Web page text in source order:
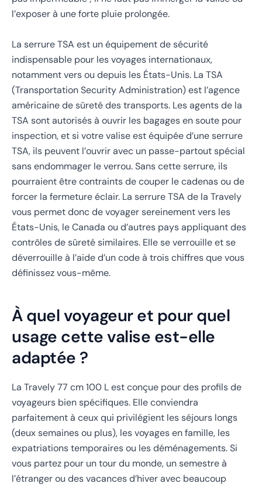
l’exposer à une forte pluie prolongée.
La serrure TSA est un équipement de sécurité
indispensable pour les voyages internationaux,
notamment vers ou depuis les États-Unis. La TSA
(Transportation Security Administration) est l’agence
américaine de sûreté des transports. Les agents de la
TSA sont autorisés à ouvrir les bagages en soute pour
inspection, et si votre valise est équipée d’une serrure
TSA, ils peuvent l’ouvrir avec un passe-partout spécial
sans endommager le verrou. Sans cette serrure, ils
pourraient être contraints de couper le cadenas ou de
forcer la fermeture éclair. La serrure TSA de la Travely
vous permet donc de voyager sereinement vers les
États-Unis, le Canada ou d’autres pays appliquant des
contrôles de sûreté similaires. Elle se verrouille et se
déverrouille à l’aide d’un code à trois chiffres que vous
définissez vous-même.
À quel voyageur et pour quel
usage cette valise est-elle
adaptée ?
La Travely 77 cm 100 L est conçue pour des profils de
voyageurs bien spécifiques. Elle conviendra
parfaitement à ceux qui privilégient les séjours longs
(deux semaines ou plus), les voyages en famille, les
expatriations temporaires ou les déménagements. Si
vous partez pour un tour du monde, un semestre à
l’étranger ou des vacances d’hiver avec beaucoup